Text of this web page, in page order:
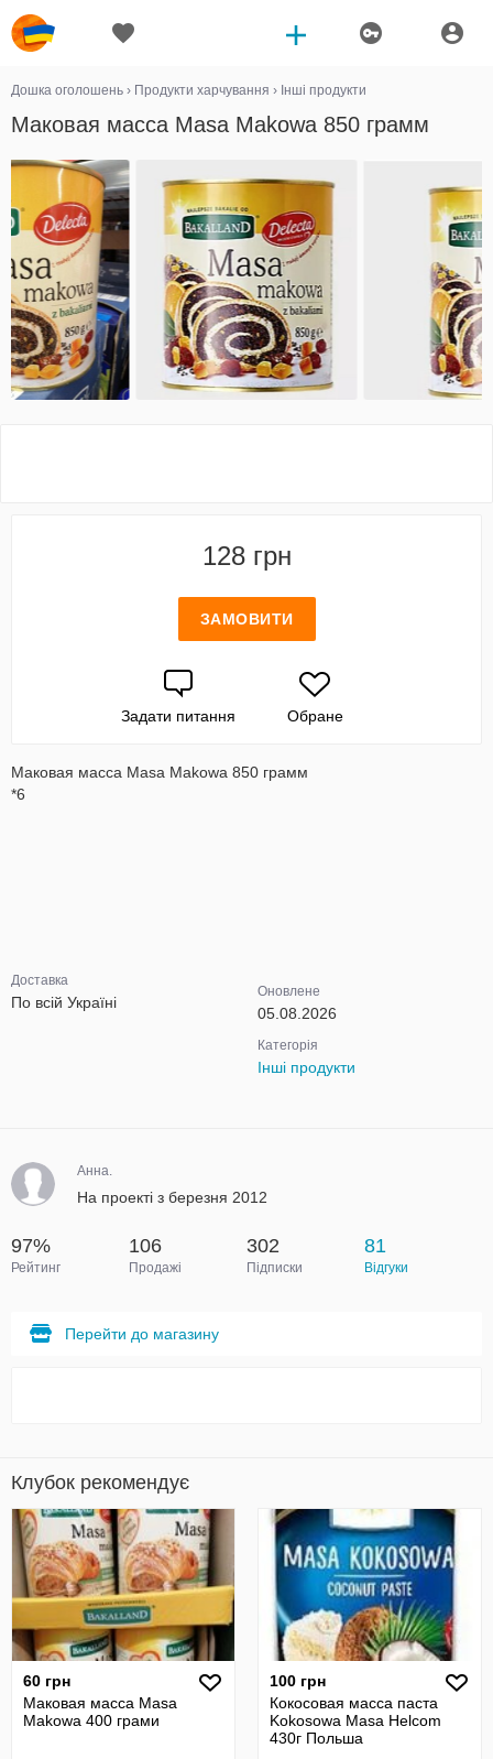
Дошка оголошень › Продукти харчування › Інші продукти
Маковая масса Masa Makowa 850 грамм
128 грн
ЗАМОВИТИ
Задати питання Обране
Маковая масса Masa Makowa 850 грамм
*6
Доставка
По всій Україні
Оновлене
05.08.2026
Категорія
Інші продукти
Анна.
На проекті з березня 2012
97%
Рейтинг
106
Продажі
302
Підписки
81
Відгуки
Перейти до магазину
Клубок рекомендує
60 грн
Маковая масса Masa
Makowa 400 грами
100 грн
Кокосовая масса паста
Kokosowa Masa Helcom
430г Польша